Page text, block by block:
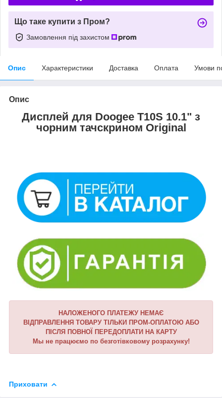
Що таке купити з Пром?
Замовлення під захистом
Опис Характеристики Доставка Оплата Умови
Опис
Дисплей для Doogee T10S 10.1" з
чорним тачскрином Original
НАЛОЖЕНОГО ПЛАТЕЖУ НЕМАЄ
ВІДПРАВЛЕННЯ ТОВАРУ ТІЛЬКИ ПРОМ-ОПЛАТОЮ АБО
ПІСЛЯ ПОВНОЇ ПЕРЕДОПЛАТИ НА КАРТУ
Мы не працюємо по безготівковому розрахунку!
Приховати